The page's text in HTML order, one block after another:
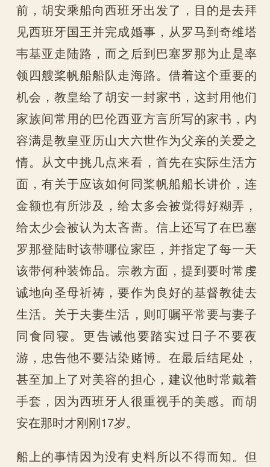
前，胡安乘船向西班牙出发了，目的是去拜
见西班牙国王并完成婚事，从罗马到奇维塔
韦基亚走陆路，而之后到巴塞罗那为止是率
领四艘桨帆船船队走海路。借着这个重要的
机会，教皇给了胡安一封家书，这封用他们
家族间常用的巴伦西亚方言所写的家书，内
容满是教皇亚历山大六世作为父亲的关爱之
情。从文中挑几点来看，首先在实际生活方
面，有关于应该如何同桨帆船船长讲价，连
金额也有所涉及，给太多会被觉得好糊弄，
给太少会被认为太吝啬。信上还写了在巴塞
罗那登陆时该带哪位家臣，并指定了每一天
该带何种装饰品。宗教方面，提到要时常虔
诚地向圣母祈祷，要作为良好的基督教徒去
生活。关于夫妻生活，则叮嘱平常要与妻子
同食同寝。更告诫他要踏实过日子不要夜
游，忠告他不要沾染赌博。在最后结尾处，
甚至加上了对美容的担心，建议他时常戴着
手套，因为西班牙人很重视手的美感。而胡
安在那时才刚刚17岁。
船上的事情因为没有史料所以不得而知。但